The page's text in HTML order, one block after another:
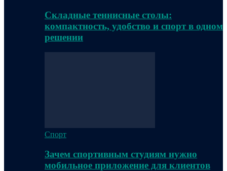
Складные теннисные столы:
компактность, удобство и спорт в одном
решении
Спорт
Зачем спортивным студиям нужно
мобильное приложение для клиентов